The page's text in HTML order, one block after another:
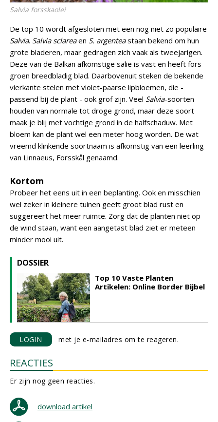
Salvia forsskaolei
De top 10 wordt afgesloten met een nog niet zo populaire
Salvia. Salvia sclareaen S. argenteastaan bekend om hun
grote bladeren, maar gedragen zich vaak als tweejarigen.
Deze van de Balkan afkomstige salie is vast en heeft fors
groen breedbladig blad. Daarbovenuit steken de bekende
vierkante stelen met violet-paarse lipbloemen, die -
passend bij de plant - ook grof zijn. Veel Salvia-soorten
houden van normale tot droge grond, maar deze soort
maak je blij met vochtige grond in de halfschaduw. Met
bloem kan de plant wel een meter hoog worden. De wat
vreemd klinkende soortnaam is afkomstig van een leerling
van Linnaeus, Forsskål genaamd.
Kortom
Probeer het eens uit in een beplanting. Ook en misschien
wel zeker in kleinere tuinen geeft groot blad rust en
suggereert het meer ruimte. Zorg dat de planten niet op
de wind staan, want een aangetast blad ziet er meteen
minder mooi uit.
DOSSIER
Top 10 Vaste Planten
Artikelen: Online Border Bijbel
LOGIN met je e-mailadres om te reageren.
REACTIES
Er zijn nog geen reacties.
download artikel